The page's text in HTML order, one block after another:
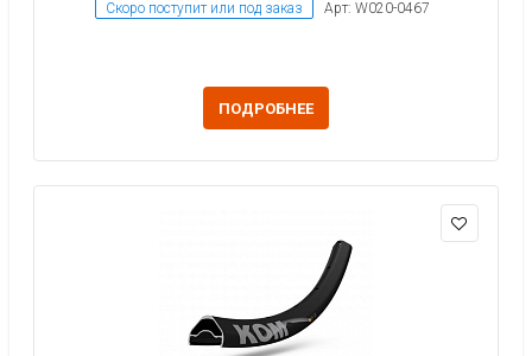
Скоро поступит или под заказ Арт: W020-0467
ПОДРОБНЕЕ